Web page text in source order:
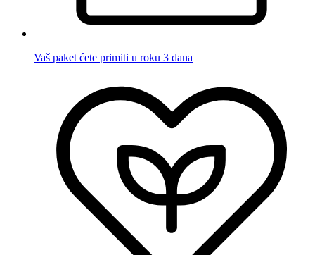
Vaš paket ćete primiti u roku 3 dana